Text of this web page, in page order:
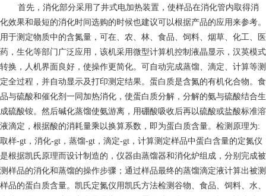
首先，消化部分采用了井式电加热装置，使样品在消化管内取得消
化效果和最短的消化时间选购的时候也建议可以根据产品的应用来参考。
用于测定物质中的含氮量，可在、农、林、食品、饲料、烟草、化工、医
药，生化等部门广泛应用，该机采用微型计算机控制液晶显示，汉英模式
转换，人机界面良好，使操作更简化。可自动完成蒸馏、滴定、计算等测
定全过程，并自动显示及打印测定结果。蛋白质是含氮的有机化合物。食
品与硫酸和催化剂一同加热消化，使蛋白质分解，分解的氨与硫酸结合生
成硫酸铵。然后碱化蒸馏使氨游离，用硼酸吸收后再以硫酸或盐酸标准溶
液滴定，根据酸的消耗量乘以换算系数，即为蛋白质含量。检测原理为:
取样-gt，消化-gt，蒸馏-gt，滴定-gt，计算测定样品中蛋白含量的定氮仪
是根据凯氏原理而设计制造的，仪器由蒸馏器和消化炉组成，分别完成被
测样品的消化和蒸馏的操作步骤；通过样品最终的蒸馏滴定液计算出被测
样品的蛋白质含量。凯氏定氮仪用凯氏方法检测谷物、食品、饲料、水、